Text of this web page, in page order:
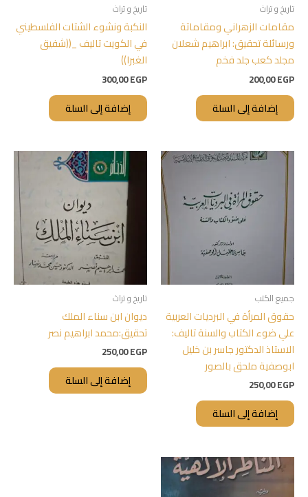
تاريخ و تراث
مقامات الزهراني ومقاماتة
ورسائلة تحقيق: ابراهيم شعلان
مجلد كعب جلد فخم
200,00EGP
إضافة إلى السلة
تاريخ و تراث
النكبة ونشوء الشتات الفلسطيني
في الكويت تاليف _((شفيق
الغبرا))
300,00EGP
إضافة إلى السلة
جميع الكتب
حقوق المرأة في البرديات العربية
علي ضوء الكتاب والسنة تاليف:
الاستاذ الدكتور جاسر بن خليل
ابوصفية ملحق بالصور
250,00EGP
إضافة إلى السلة
تاريخ و تراث
ديوان ابن سناء الملك
تحقيق:محمد ابراهيم نصر
250,00EGP
إضافة إلى السلة